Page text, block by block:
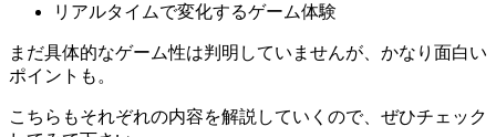
リアルタイムで変化するゲーム体験
まだ具体的なゲーム性は判明していませんが、かなり面白い
ポイントも。
こちらもそれぞれの内容を解説していくので、ぜひチェック